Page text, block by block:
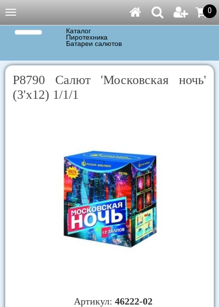
Навигация 0
Каталог
Пиротехника
Батареи салютов
Р8790 Салют 'Московская ночь'
(3'х12) 1/1/1
Артикул: 46222-02